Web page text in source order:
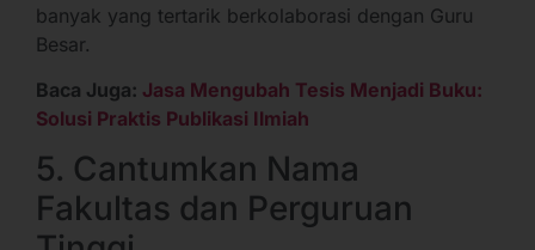
banyak yang tertarik berkolaborasi dengan Guru
Besar.
Baca Juga: Jasa Mengubah Tesis Menjadi Buku:
Solusi Praktis Publikasi Ilmiah
5. Cantumkan Nama
Fakultas dan Perguruan